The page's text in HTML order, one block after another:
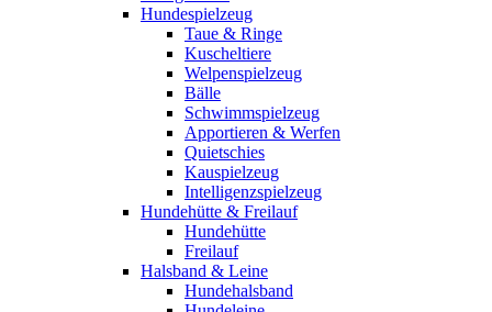
Hundespielzeug
Taue & Ringe
Kuscheltiere
Welpenspielzeug
Bälle
Schwimmspielzeug
Apportieren & Werfen
Quietschies
Kauspielzeug
Intelligenzspielzeug
Hundehütte & Freilauf
Hundehütte
Freilauf
Halsband & Leine
Hundehalsband